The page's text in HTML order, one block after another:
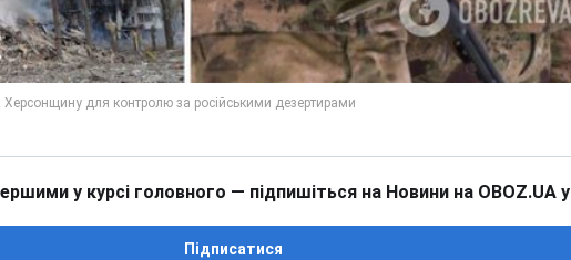
у курсі головного — підпишіться на Новини на OBOZ.UA у
Підписатися